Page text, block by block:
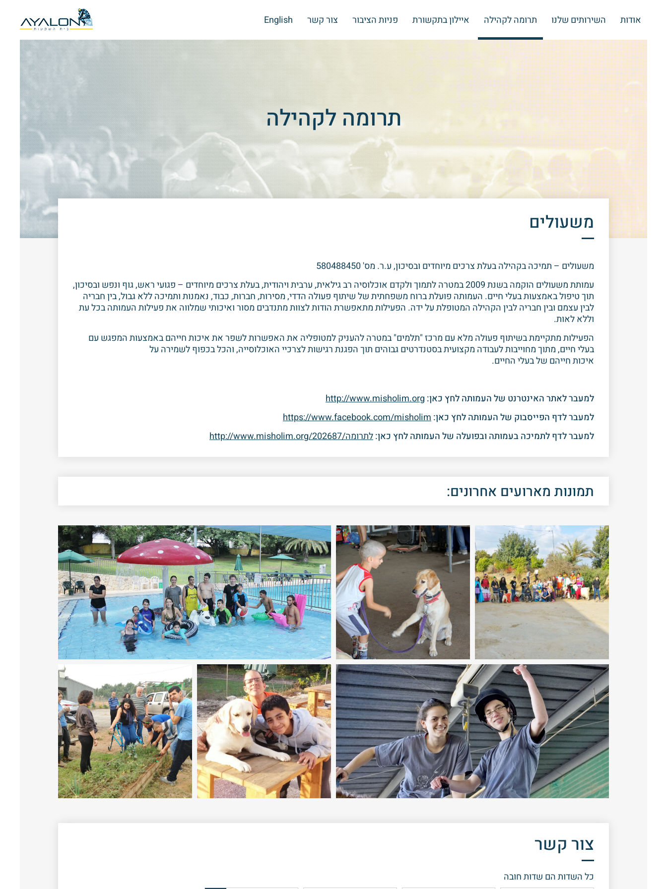
אודות השירותים שלנו תרומה לקהילה איילון בתקשורת פניות הציבור צור קשר English
תרומה לקהילה
משעולים
משעולים – תמיכה בקהילה בעלת צרכים מיוחדים ובסיכון, ע.ר. מס' 580488450
עמותת משעולים הוקמה בשנת 2009 במטרה לתמוך ולקדם אוכלוסיה רב גילאית, ערבית ויהודית, בעלת צרכים מיוחדים – פגועי ראש, גוף ונפש ובסיכון,
תוך טיפול באמצעות בעלי חיים. העמותה פועלת ברוח משפחתית של שיתוף פעולה הדדי, מסירות, חברות, כבוד, נאמנות ותמיכה ללא גבול, בין חבריה
לבין עצמם ובין חבריה לבין הקהילה המטופלת על ידה. הפעילות מתאפשרת הודות לצוות מתנדבים מסור ואיכותי שמלווה את פעילות העמותה בכל עת
וללא לאות.
הפעילות מתקיימת בשיתוף פעולה מלא עם מרכז "תלמים" במטרה להעניק למטופליה את האפשרות לשפר את איכות חייהם באמצעות המפגש עם
בעלי חיים, מתוך מחוייבות לעבודה מקצועית בסטנדרטים גבוהים תוך הפגנת רגישות לצרכיי האוכלוסייה, והכל בכפוף לשמירה על
איכות חייהם של בעלי החיים.
למעבר לאתר האינטרנט של העמותה לחץ כאן: http://www.misholim.org
למעבר לדף הפייסבוק של העמותה לחץ כאן:https://www.facebook.com/misholim
למעבר לדף לתמיכה בעמותה ובפועלה של העמותה לחץ כאן:לתרומה/http://www.misholim.org/202687
תמונות מארועים אחרונים:
צור קשר
כל השדות הם שדות חובה